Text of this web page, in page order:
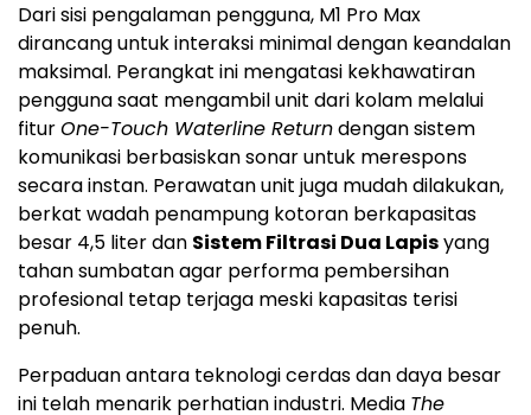
Dari sisi pengalaman pengguna, M1 Pro Max
dirancang untuk interaksi minimal dengan keandalan
maksimal. Perangkat ini mengatasi kekhawatiran
pengguna saat mengambil unit dari kolam melalui
fiturOne-Touch Waterline Returndengan sistem
komunikasi berbasiskan sonar untuk merespons
secara instan. Perawatan unit juga mudah dilakukan,
berkat wadah penampung kotoran berkapasitas
besar 4,5 liter dan Sistem Filtrasi Dua Lapisyang
tahan sumbatan agar performa pembersihan
profesional tetap terjaga meski kapasitas terisi
penuh.
Perpaduan antara teknologi cerdas dan daya besar
ini telah menarik perhatian industri. Media The